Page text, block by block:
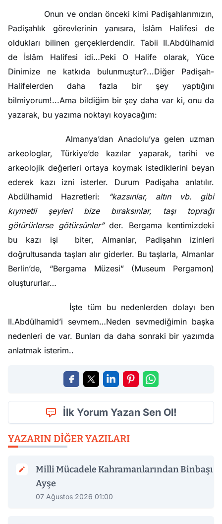
Onun ve ondan önceki kimi Padişahlarımızın,
Padişahlık görevlerinin yanısıra, İslâm Halifesi de
oldukları bilinen gerçeklerdendir. Tabii II.Abdülhamid
de İslâm Halifesi idi…Peki O Halife olarak, Yüce
Dinimize ne katkıda bulunmuştur?...Diğer Padişah-
Halifelerden daha fazla bir şey yaptığını
bilmiyorum!...Ama bildiğim bir şey daha var ki, onu da
yazarak, bu yazıma noktayı koyacağım:
Almanya’dan Anadolu’ya gelen uzman
arkeologlar, Türkiye’de kazılar yaparak, tarihi ve
arkeolojik değerleri ortaya koymak istediklerini beyan
ederek kazı izni isterler. Durum Padişaha anlatılır.
Abdülhamid Hazretleri:
“kazsınlar, altın vb. gibi
kıymetli şeyleri bize bıraksınlar, taşı toprağı
götürürlerse götürsünler”der. Bergama kentimizdeki
bu kazı işi biter, Almanlar, Padişahın izinleri
doğrultusanda taşları alır giderler. Bu taşlarla, Almanlar
Berlin’de, “Bergama Müzesi” (Museum Pergamon)
oluştururlar…
İşte tüm bu nedenlerden dolayı ben
II.Abdülhamid’i sevmem…Neden sevmediğimin başka
nedenleri de var. Bunları da daha sonraki bir yazımda
anlatmak isterim..
İlk Yorum Yazan Sen Ol!
YAZARIN DIĞER YAZILARI
Milli Mücadele Kahramanlarından Binbaşı
Ayşe
07 Ağustos 2026 01:00